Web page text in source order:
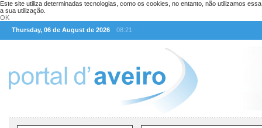
Este site utiliza determinadas tecnologias, como os cookies, no entanto, não utilizamos
a sua utilização.
OK
Thursday, 06 de August de 2026
08:21